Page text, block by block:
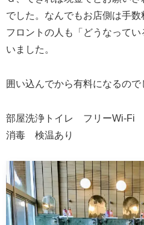
でした。なんでもお店側は手数
フロントの人も「どうなって
いました。
囲い込んでから有料になるので
部屋洗浄トイレ フリーWi-Fi
消毒 検温あり